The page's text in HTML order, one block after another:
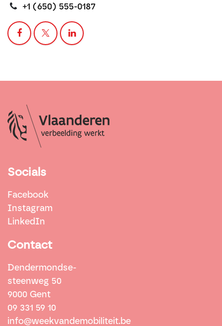
+1 (650) 555-0187
Socials
Facebook
Instagram
LinkedIn
Contact
Dendermondse-
steenweg 50
9000 Gent
09 331 59 10
info@weekvandemobiliteit.be